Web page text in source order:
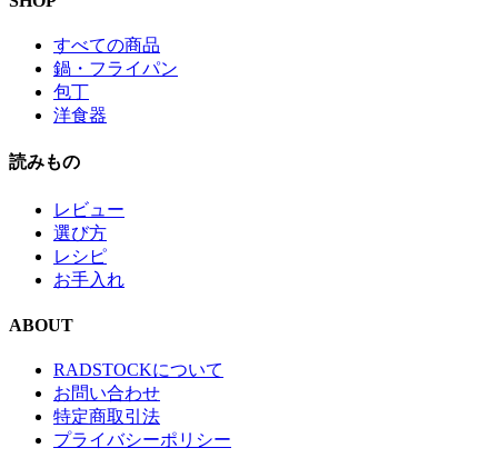
すべての商品
鍋・フライパン
包丁
洋食器
読みもの
レビュー
選び方
レシピ
お手入れ
ABOUT
RADSTOCKについて
お問い合わせ
特定商取引法
プライバシーポリシー